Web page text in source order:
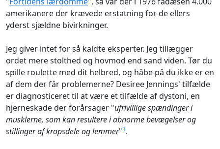
amerikanere der krævede erstatning for de ellers
yderst sjældne bivirkninger.
Jeg giver intet for så kaldte eksperter. Jeg tillægger
ordet mere stolthed og hovmod end sand viden. Tør du
spille roulette med dit helbred, og håbe på du ikke er en
af dem der får problemerne? Desiree Jennings' tilfælde
er diagnosticeret til at være et tilfælde af dystoni, en
hjerneskade der forårsager "ufrivillige spændinger i
musklerne, som kan resultere i abnorme bevægelser og
stillinger af kropsdele og lemmer"3.